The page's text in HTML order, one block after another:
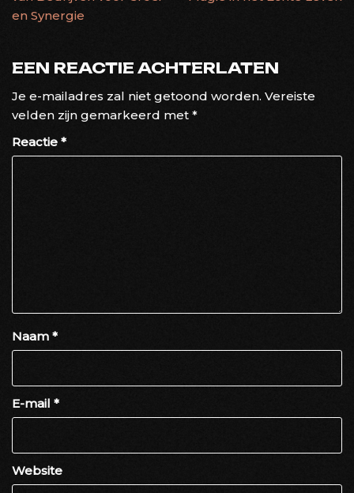
en Synergie
EEN REACTIE ACHTERLATEN
Je e-mailadres zal niet getoond worden. Vereiste
velden zijn gemarkeerd met *
Reactie *
Naam *
E-mail *
Website